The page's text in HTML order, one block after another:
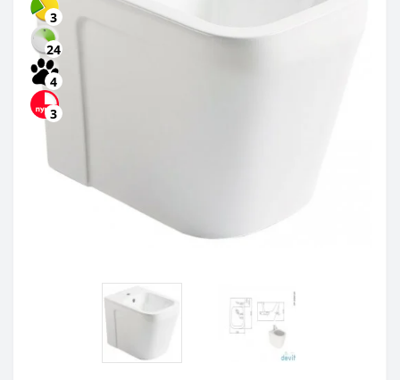
3
24
4
3